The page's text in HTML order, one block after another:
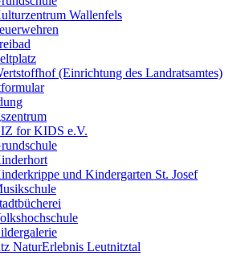
Wallenfels
(Einrichtung des Landratsamtes)
for KIDS e.V.
und Kindergarten St. Josef
NaturErlebnis Leutnitztal